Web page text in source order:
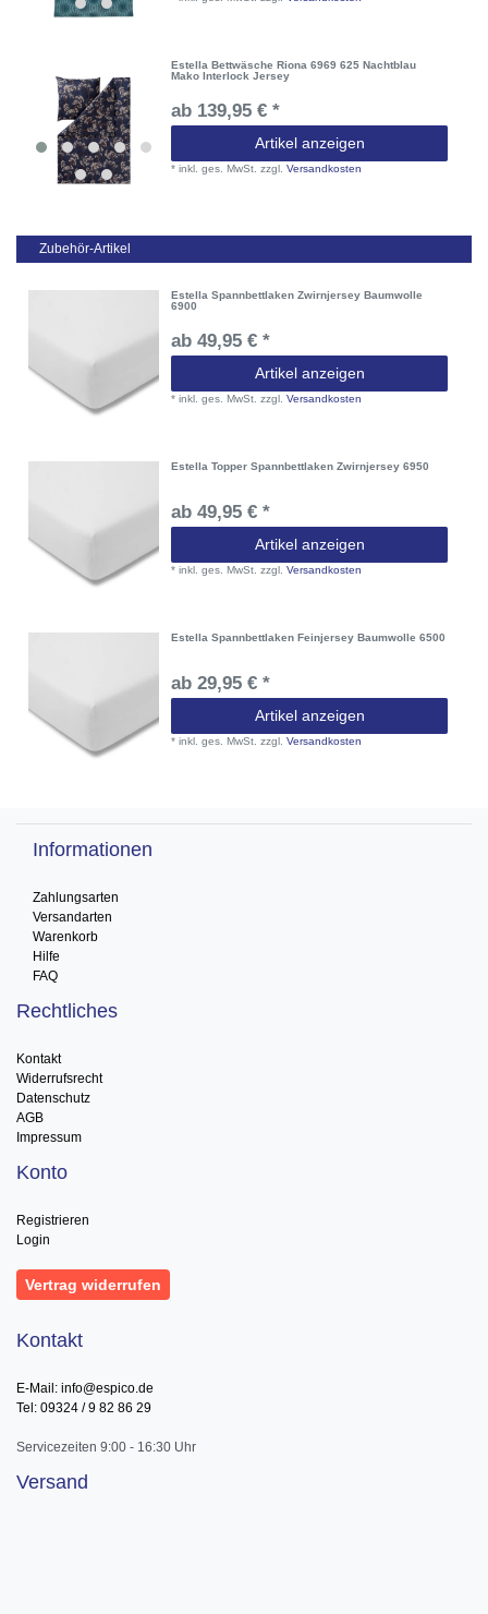
Estella Bettwäsche Riona 6969 625 Nachtblau
Mako Interlock Jersey
ab 139,95 € *
Artikel anzeigen
*inkl. ges. MwSt. zzgl.Versandkosten
Zubehör-Artikel
Estella Spannbettlaken Zwirnjersey Baumwolle
6900
ab 49,95 € *
Artikel anzeigen
*inkl. ges. MwSt. zzgl.Versandkosten
Estella Topper Spannbettlaken Zwirnjersey 6950
ab 49,95 € *
Artikel anzeigen
*inkl. ges. MwSt. zzgl.Versandkosten
Estella Spannbettlaken Feinjersey Baumwolle 6500
ab 29,95 € *
Artikel anzeigen
*inkl. ges. MwSt. zzgl.Versandkosten
Informationen
Zahlungsarten
Versandarten
Warenkorb
Hilfe
FAQ
Rechtliches
Kontakt
Widerrufsrecht
Datenschutz
AGB
Impressum
Konto
Registrieren
Login
Vertrag widerrufen
Kontakt
E-Mail: info@espico.de
Tel: 09324 / 9 82 86 29
Servicezeiten 9:00 - 16:30 Uhr
Versand